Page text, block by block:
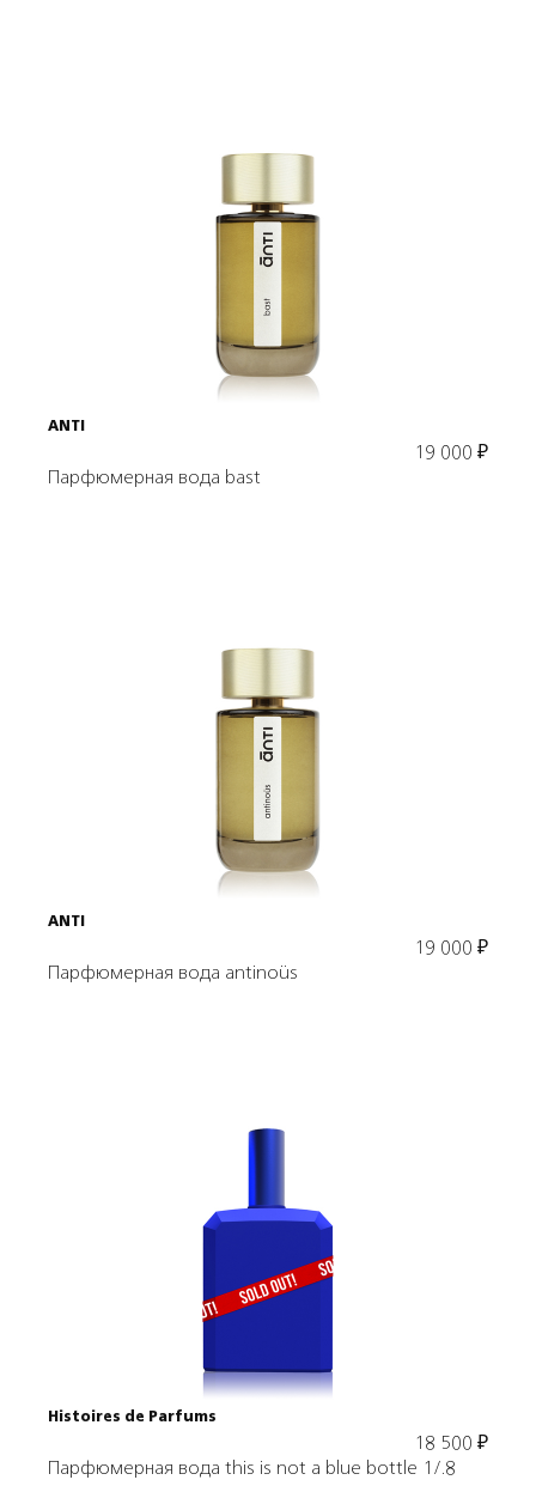
Подробнее
В корзину
ANTI
19 000 ₽
Парфюмерная вода bast
Подробнее
В корзину
ANTI
19 000 ₽
Парфюмерная вода antinoüs
Подробнее
В корзину
Histoires de Parfums
18 500 ₽
Парфюмерная вода this is not a blue bottle 1/.8